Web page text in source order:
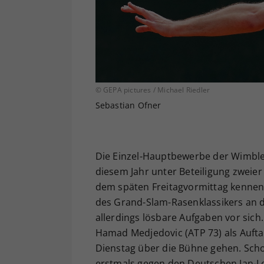
© GEPA pictures / Michael Riedler
Sebastian Ofner
Die Einzel-Hauptbewerbe der
diesem Jahr unter Beteiligung
dem späten Freitagvormittag
des Grand-Slam-Rasenklassikers
allerdings lösbare Aufgaben vor
Hamad Medjedovic (ATP 73) als
Dienstag über die Bühne gehen.